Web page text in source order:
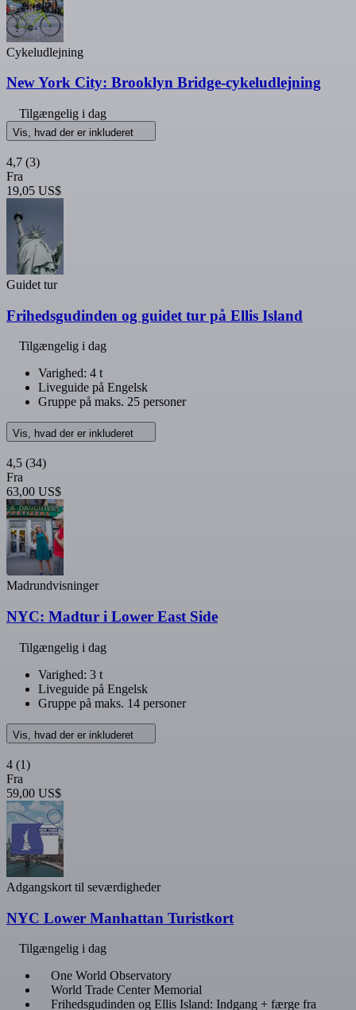
Cykeludlejning
New York City: Brooklyn Bridge-cykeludlejning
Tilgængelig i dag
Vis, hvad der er inkluderet
4,7 (3)
Fra
19,05 US$
Guidet tur
Frihedsgudinden og guidet tur på Ellis Island
Tilgængelig i dag
Varighed: 4 t
Liveguide på Engelsk
Gruppe på maks. 25 personer
Vis, hvad der er inkluderet
4,5 (34)
Fra
63,00 US$
Madrundvisninger
NYC: Madtur i Lower East Side
Tilgængelig i dag
Varighed: 3 t
Liveguide på Engelsk
Gruppe på maks. 14 personer
Vis, hvad der er inkluderet
4 (1)
Fra
59,00 US$
Adgangskort til seværdigheder
NYC Lower Manhattan Turistkort
Tilgængelig i dag
One World Observatory
World Trade Center Memorial
Frihedsgudinden og Ellis Island: Indgang + færge fra